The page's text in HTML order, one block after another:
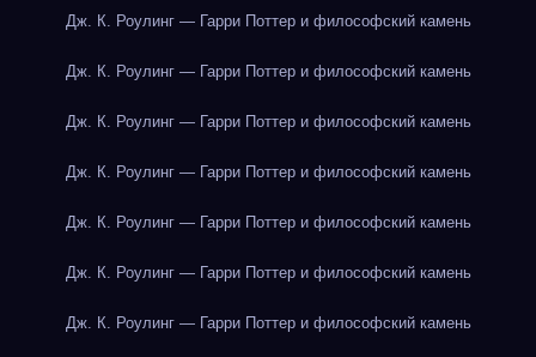
Дж. К. Роулинг — Гарри Поттер и философский камень
Дж. К. Роулинг — Гарри Поттер и философский камень
Дж. К. Роулинг — Гарри Поттер и философский камень
Дж. К. Роулинг — Гарри Поттер и философский камень
Дж. К. Роулинг — Гарри Поттер и философский камень
Дж. К. Роулинг — Гарри Поттер и философский камень
Дж. К. Роулинг — Гарри Поттер и философский камень